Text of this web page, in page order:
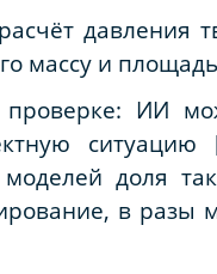
давления
массу и
проверке: ИИ
моделей доля
в